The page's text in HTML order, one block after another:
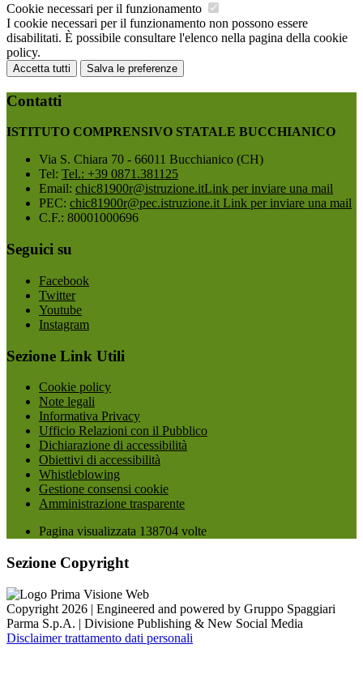
Cookie necessari per il funzionamento
I cookie necessari per il funzionamento non possono essere
disabilitati. È possibile consultare l'elenco nella pagina della cookie
policy.
Accetta tutti Salva le preferenze
Contatti
ISTITUTO COMPRENSIVO STATALE BUCCHIANICO
Via S. Chiara 70 - 66011 Bucchianico (CH)
Tel: Tel.: +39 0871.381125
Email: chic81900r@istruzione.itLink per inviare una mail
PEC: chic81900r@pec.istruzione.it Link per inviare una mail
C.F.: 80001000696
Seguici su
Facebook
Twitter
Youtube
Instagram
Sezione Link Utili
Cookie policy
Note legali
Informativa Privacy
Ufficio Relazioni con il Pubblico
Dichiarazione di accessibilità
Obiettivi di accessibilità
Whistleblowing
Gestione consensi cookie
Amministrazione trasparente
Pagina visualizzata 138704 volte
Sezione Copyright
Copyright 2026 | Engineered and powered by Gruppo Spaggiari
Parma S.p.A. | Divisione Publishing & New Social Media
Disclaimer trattamento dati personali